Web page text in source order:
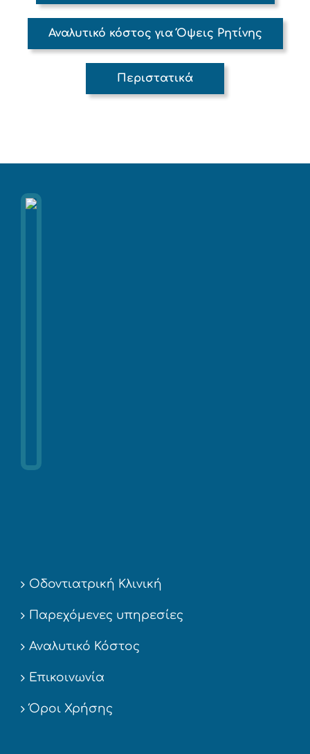
Αναλυτικό κόστος για Όψεις Ρητίνης
Περιστατικά
Οδοντιατρική Κλινική
Παρεχόμενες υπηρεσίες
Αναλυτικό Κόστος
Επικοινωνία
Όροι Χρήσης